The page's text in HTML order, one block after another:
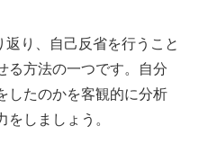
り、自己反省を行うこと
る方法の一つです。自分
したのかを客観的に分析
をしましょう。